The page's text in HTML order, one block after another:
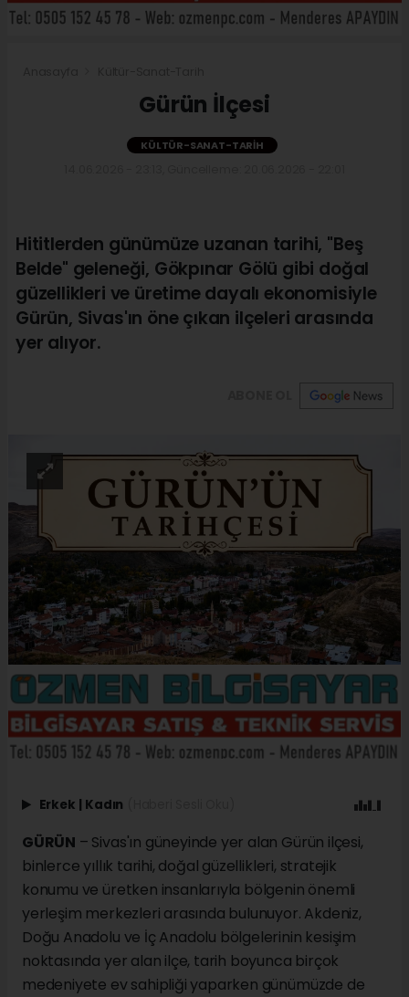
Gürün İlçesi
KÜLTÜR-SANAT-TARIH
Hititlerden günümüze uzanan tarihi, "Beş
Belde" geleneği, Gökpınar Gölü gibi doğal
güzellikleri ve üretime dayalı ekonomisiyle
Gürün, Sivas'ın öne çıkan ilçeleri arasında
yer alıyor.
Erkek Kadın
GÜRÜN – Sivas'ın güneyinde yer alan Gürün ilçesi,
binlerce yıllık tarihi, doğal güzellikleri, stratejik
konumu ve üretken insanlarıyla bölgenin önemli
yerleşim merkezleri arasında bulunuyor. Akdeniz,
Doğu Anadolu ve İç Anadolu bölgelerinin kesişim
noktasında yer alan ilçe, tarih boyunca birçok
medeniyete ev sahipliği yaparken günümüzde de